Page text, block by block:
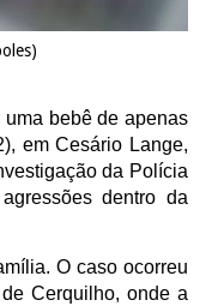
bebê de apenas
em Cesário Lange,
da Polícia
dentro da
O caso ocorreu
Cerquilho, onde a